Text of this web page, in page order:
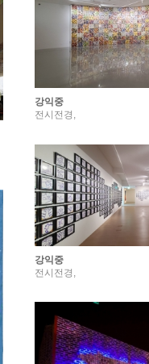
강익중
전시전경,
강익중
전시전경,